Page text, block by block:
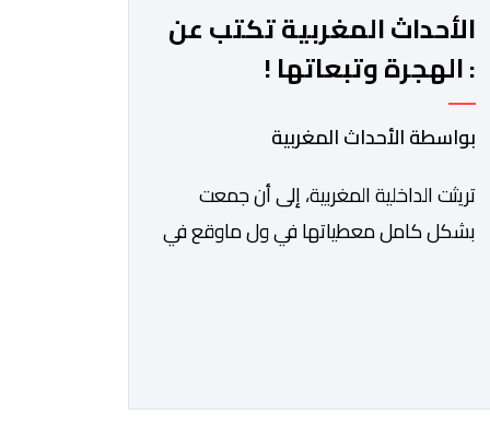
الأحداث المغربية تكتب عن
: الهجرة وتبعاتها !
بواسطة الأحداث المغربية
تريثت الداخلية المغربية، إلى أن جمعت
بشكل كامل معطياتها في ول ماوقع في
انتهى عليه.ولمن اتتقدوا الصمت